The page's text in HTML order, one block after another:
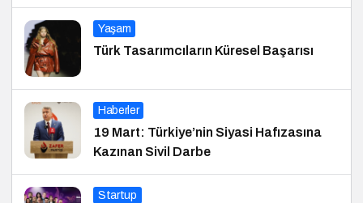
Yaşam
Türk Tasarımcıların Küresel Başarısı
Haberler
19 Mart: Türkiye’nin Siyasi Hafızasına
Kazınan Sivil Darbe
Startup